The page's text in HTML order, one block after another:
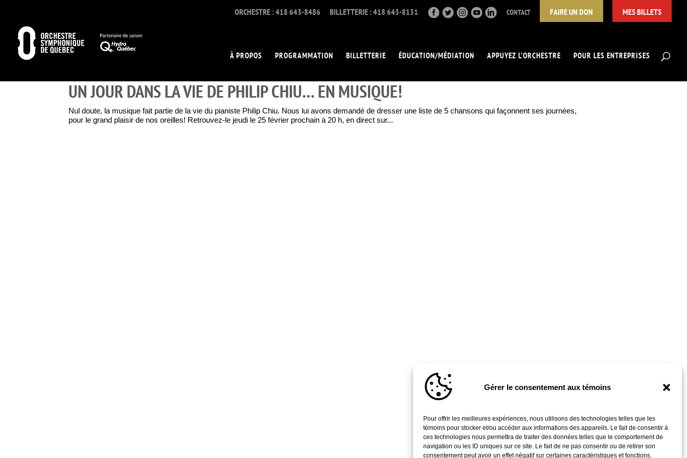
Gérer le consentement aux témoins
Pour offrir les meilleures expériences, nous utilisons des technologies telles que les
témoins pour stocker et/ou accéder aux informations des appareils. Le fait de consentir à
ces technologies nous permettra de traiter des données telles que le comportement de
navigation ou les ID uniques sur ce site. Le fait de ne pas consentir ou de retirer son
consentement peut avoir un effet négatif sur certaines caractéristiques et fonctions.
ORCHESTRE : 418 643-8486 BILLETTERIE : 418 643-8131 CONTACT FAIRE UN DON MES BILLETS
À PROPOS PROGRAMMATION BILLETTERIE ÉDUCATION/MÉDIATION APPUYEZ L’ORCHESTRE POUR LES ENTREPRISES
UN JOUR DANS LA VIE DE PHILIP CHIU… EN MUSIQUE!
Nul doute, la musique fait partie de la vie du pianiste Philip Chiu. Nous lui avons demandé de dresser une liste de 5 chansons qui façonnent ses journées,
pour le grand plaisir de nos oreilles! Retrouvez-le jeudi le 25 février prochain à 20 h, en direct sur...